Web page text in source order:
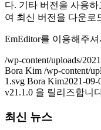
다. 기타 버전을 사용하
여 최신 버전을 다운로
EmEditor를 이용해주
/wp-content/uploads/
Bora Kim /wp-content/
1.svg Bora Kim2021-09-
v21.1.0 을 릴리즈합니
최신 뉴스